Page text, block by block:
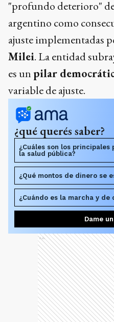
"profundo deterioro"
argentino como
ajuste implementadas
Milei. La entidad
es un pilar
variable de ajuste.
¿qué querés saber?
¿Cuáles son los principales
la salud pública?
¿Qué montos de dinero se
¿Cuándo es la marcha y de
Dame
Ads